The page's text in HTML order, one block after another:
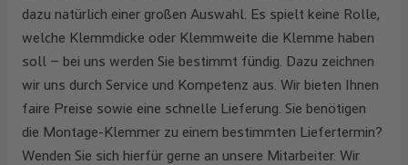
dazu natürlich einer großen Auswahl. Es spielt keine Rolle,
welche Klemmdicke oder Klemmweite die Klemme haben
soll – bei uns werden Sie bestimmt fündig. Dazu zeichnen
wir uns durch Service und Kompetenz aus. Wir bieten Ihnen
faire Preise sowie eine schnelle Lieferung. Sie benötigen
die Montage-Klemmer zu einem bestimmten Liefertermin?
Wenden Sie sich hierfür gerne an unsere Mitarbeiter. Wir